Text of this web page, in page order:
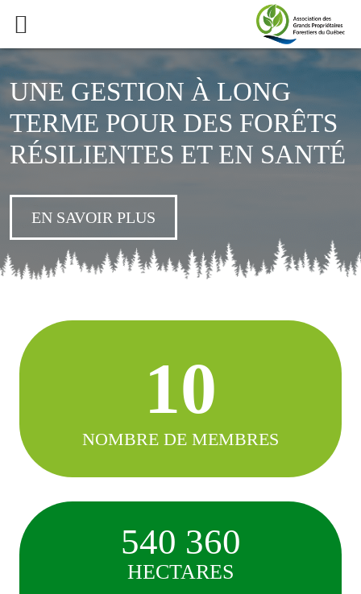
UNE GESTION À LONG
TERME POUR DES FORÊTS
RÉSILIENTES ET EN SANTÉ
EN SAVOIR PLUS
10
NOMBRE DE MEMBRES
540 360
HECTARES